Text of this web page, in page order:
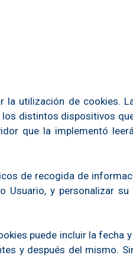
la utilización de cookies.
distintos dispositivos
que la implementó
de recogida de
y personalizar
puede incluir la fecha
y después del mismo.